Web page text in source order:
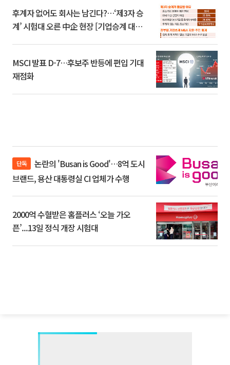
후계자 없어도 회사는 남긴다?…‘제3자 승
계’ 시험대 오른 中企 현장 [기업승계 대전
MSCI 발표 D-7…후보주 반등에 편입 기대
재점화
단독
브랜드, 용산 대통령실 CI 업체가 수행
2000억 수혈받은 홈플러스 ‘오늘 가오
픈’...13일 정식 개장 시험대